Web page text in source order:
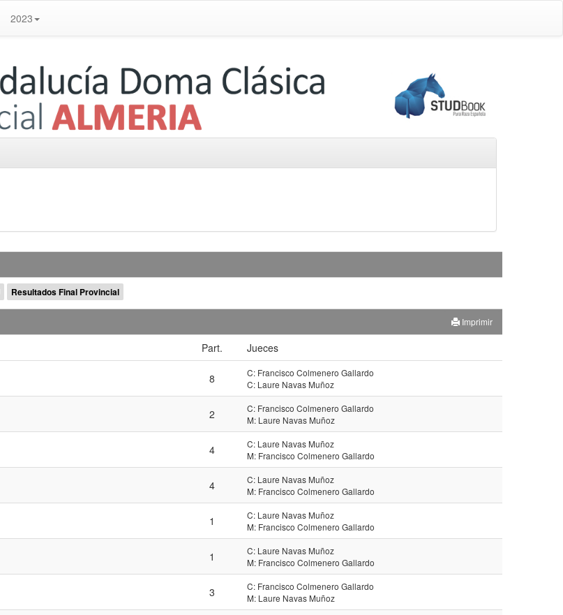
2023
Resultados Final Provincial
Imprimir
Part. Jueces
8
C: Francisco Colmenero Gallardo
C: Laure Navas Muñoz
2
C: Francisco Colmenero Gallardo
M: Laure Navas Muñoz
4
C: Laure Navas Muñoz
M: Francisco Colmenero Gallardo
4
C: Laure Navas Muñoz
M: Francisco Colmenero Gallardo
1
C: Laure Navas Muñoz
M: Francisco Colmenero Gallardo
1
C: Laure Navas Muñoz
M: Francisco Colmenero Gallardo
3
C: Francisco Colmenero Gallardo
M: Laure Navas Muñoz